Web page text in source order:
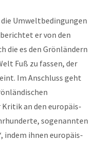
Umweltbe­din­gun­gen
er von den
die es den Grön­län­dern
Fuß zu fassen, der
Im Anschluss geht
Kri­tik an den europäis­
soge­nan­nten
indem ihnen europäis­